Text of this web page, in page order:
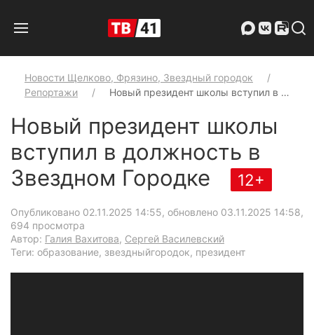
Новости Щелково, Фрязино, Звездный городок
Репортажи
Новый президент школы вступил в …
Новый президент школы
вступил в должность в
Звездном Городке
12+
Опубликовано 02.11.2025 14:55, обновлено 03.11.2025 14:58,
694 просмотра
Автор: Галия Вахитова, Сергей Василевский
Теги: образование, звездныйгородок, президент